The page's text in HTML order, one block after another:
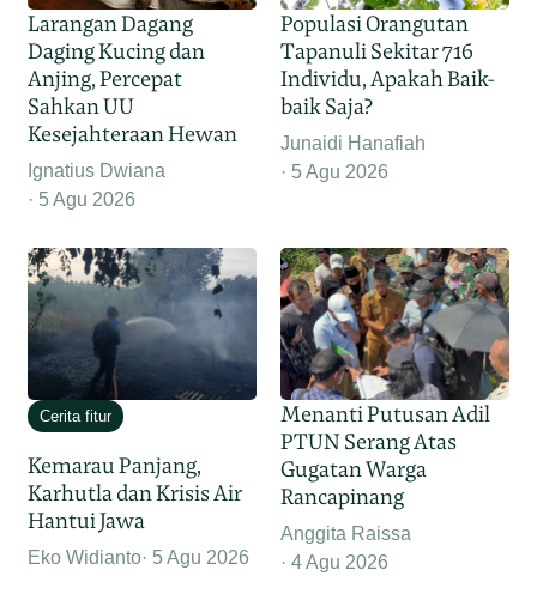
Larangan Dagang
Daging Kucing dan
Anjing, Percepat
Sahkan UU
Kesejahteraan Hewan
Ignatius Dwiana
5 Agu 2026
Populasi Orangutan
Tapanuli Sekitar 716
Individu, Apakah Baik-
baik Saja?
Junaidi Hanafiah
5 Agu 2026
Cerita fitur
Kemarau Panjang,
Karhutla dan Krisis Air
Hantui Jawa
Eko Widianto 5 Agu 2026
Menanti Putusan Adil
PTUN Serang Atas
Gugatan Warga
Rancapinang
Anggita Raissa
4 Agu 2026